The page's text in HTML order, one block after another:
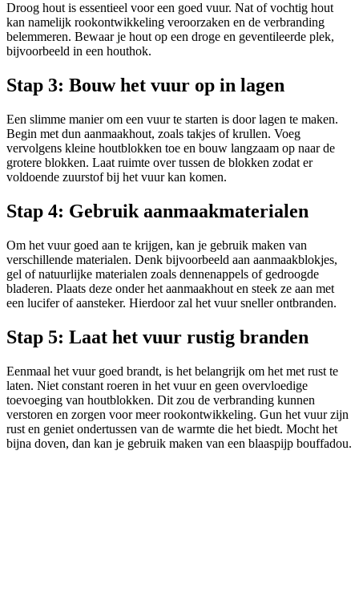
Droog hout is essentieel voor een goed vuur. Nat of vochtig hout
kan namelijk rookontwikkeling veroorzaken en de verbranding
belemmeren. Bewaar je hout op een droge en geventileerde plek,
bijvoorbeeld in een houthok.
Stap 3: Bouw het vuur op in lagen
Een slimme manier om een vuur te starten is door lagen te maken.
Begin met dun aanmaakhout, zoals takjes of krullen. Voeg
vervolgens kleine houtblokken toe en bouw langzaam op naar de
grotere blokken. Laat ruimte over tussen de blokken zodat er
voldoende zuurstof bij het vuur kan komen.
Stap 4: Gebruik aanmaakmaterialen
Om het vuur goed aan te krijgen, kan je gebruik maken van
verschillende materialen. Denk bijvoorbeeld aan aanmaakblokjes,
gel of natuurlijke materialen zoals dennenappels of gedroogde
bladeren. Plaats deze onder het aanmaakhout en steek ze aan met
een lucifer of aansteker. Hierdoor zal het vuur sneller ontbranden.
Stap 5: Laat het vuur rustig branden
Eenmaal het vuur goed brandt, is het belangrijk om het met rust te
laten. Niet constant roeren in het vuur en geen overvloedige
toevoeging van houtblokken. Dit zou de verbranding kunnen
verstoren en zorgen voor meer rookontwikkeling. Gun het vuur zijn
rust en geniet ondertussen van de warmte die het biedt. Mocht het
bijna doven, dan kan je gebruik maken van een blaaspijp bouffadou.